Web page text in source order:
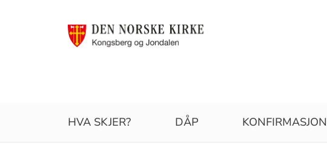
HVA SKJER? DÅP KONFIRMASJON